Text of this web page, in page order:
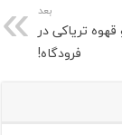
بعد
کیلو قهوه تریاکی در
فرودگاه!